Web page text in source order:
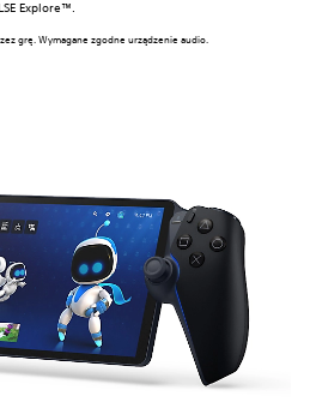
Explore™.
grę. Wymagane zgodne urządzenie audio.